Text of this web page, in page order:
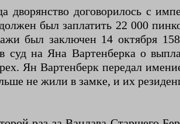
дворянство договорилось с
был заплатить 22 000
был заключен 14 октября
суд на Яна Вартенберка о
Ян Вартенберк передал
не жили в замке, и их